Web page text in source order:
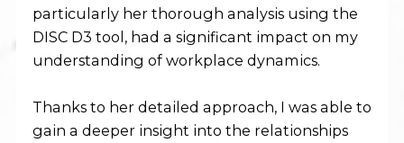
particularly her thorough analysis using the
DISC D3 tool, had a significant impact on my
understanding of workplace dynamics.
Thanks to her detailed approach, I was able to
gain a deeper insight into the relationships